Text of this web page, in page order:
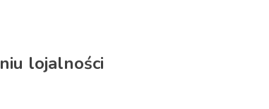
lojalności